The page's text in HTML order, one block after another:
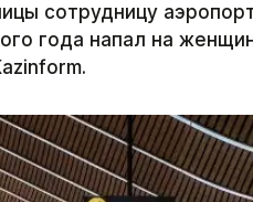
сотрудницу
года напал на